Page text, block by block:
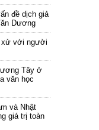
đề dịch giả
Dương
xử với người
Tây ở
văn học
và Nhật
giá trị toàn